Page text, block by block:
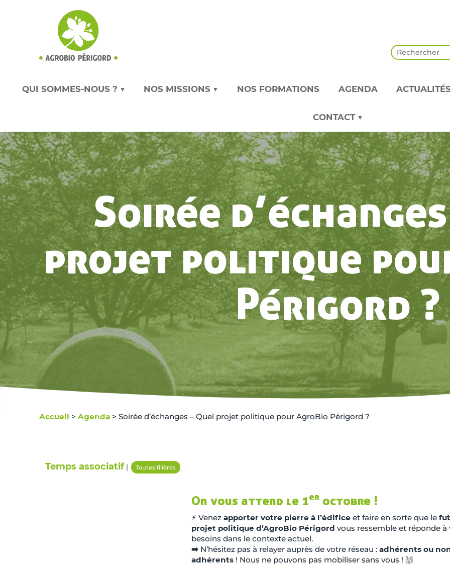
QUI SOMMES-NOUS ? ▼ NOS MISSIONS ▼ NOS FORMATIONS AGENDA
CONTACT ▼
Soirée
projet politique
Périgord ?
Accueil > Agenda > Soirée d’échanges – Quel projet politique pour AgroBio Périgord ?
Temps associatif | Toutes filières
On vous attend le 1er octobre !
⚡ Venez apporter votre pierre à l’édifice et faire en sorte que le
projet politique d’AgroBio Périgord vous ressemble et réponde à
besoins dans le contexte actuel.
➡️ N’hésitez pas à relayer auprès de votre réseau : adhérents ou
adhérents ! Nous ne pouvons pas mobiliser sans vous ! 🙌